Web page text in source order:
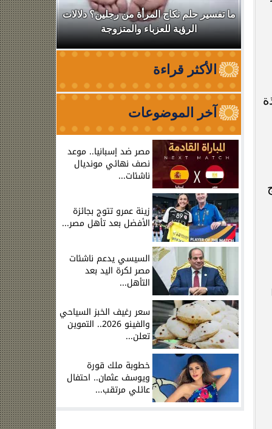
ما تفسير حلم نكاح المرأة من رجلين؟ دلالات
الرؤية للعزباء والمتزوجة
نقابة
من
الأكثر قراءة
آخر الموضوعات
مصر ضد إسبانيا.. موعد
نصف نهائي مونديال
ناشئات...
زينة عمرو تتوج بجائزة
الأفضل بعد تأهل مصر...
السيسي يدعم ناشئات
مصر لكرة اليد بعد
التأهل...
سعر رغيف الخبز السياحي
والفينو 2026.. التموين
تعلن...
خطوبة ملك قورة
ويوسف عثمان.. احتفال
عائلي مرتقب...